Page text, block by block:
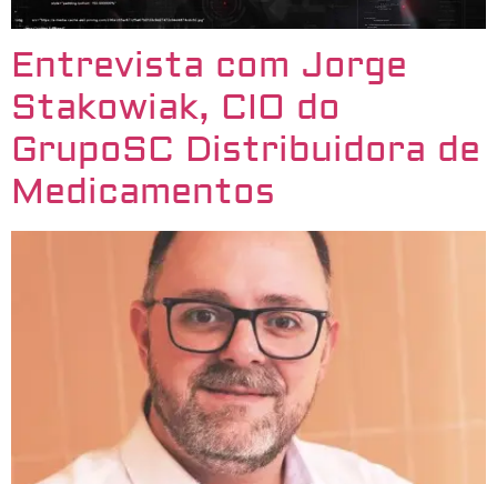
Entrevista com Jorge
Stakowiak, CIO do
GrupoSC Distribuidora de
Medicamentos